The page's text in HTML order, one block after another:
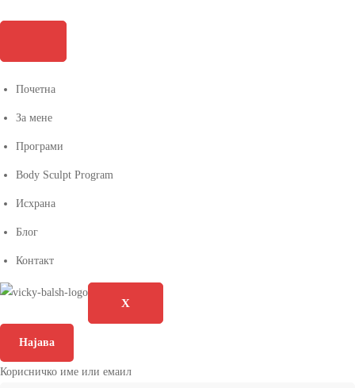
Почетна
За мене
Програми
Body Sculpt Program
Исхрана
Блог
Контакт
X
Најава
Корисничко име или емаил